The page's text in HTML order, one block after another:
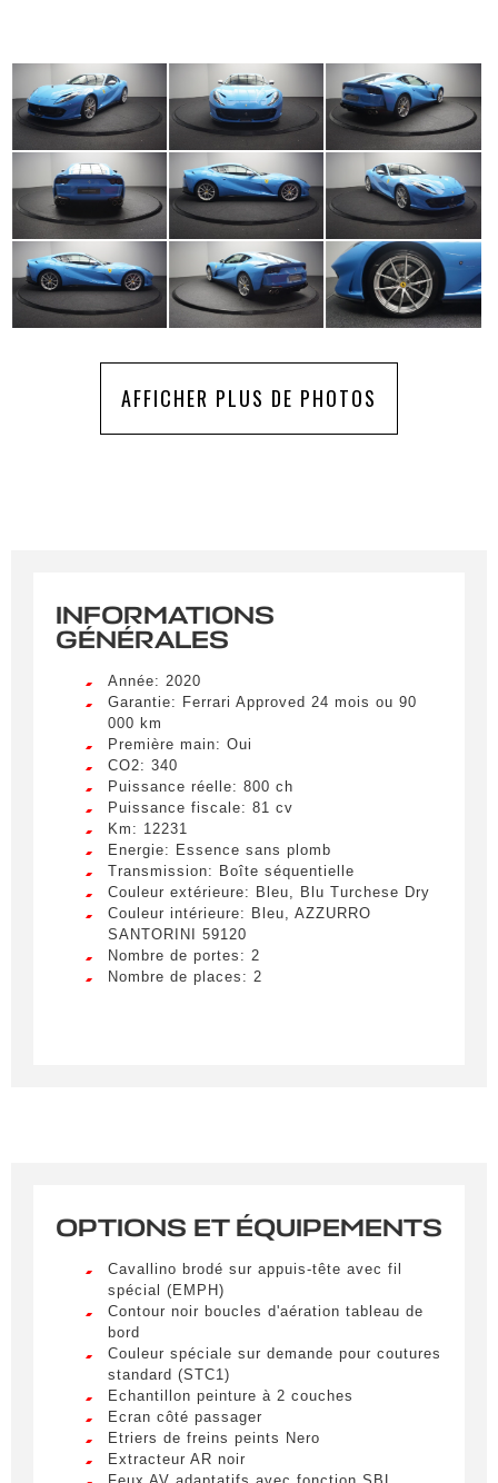
Créer une alerte
Remplissez le formulaire ci-dessous pour recevoir
une notification par e-mail dès qu’un véhicule
correspondant à vos critères sera disponible.
Civilité *
M.
LIVRAISON PARTOUT EN
FRANCE
AFFICHER PLUS DE PHOTOS
INFORMATIONS
GÉNÉRALES
Année: 2020
Garantie: Ferrari Approved 24 mois ou 90
000 km
Première main: Oui
CO2: 340
Puissance réelle: 800 ch
Puissance fiscale: 81 cv
Km: 12231
Energie: Essence sans plomb
Transmission: Boîte séquentielle
Couleur extérieure: Bleu, Blu Turchese Dry
Couleur intérieure: Bleu, AZZURRO
SANTORINI 59120
Nombre de portes: 2
Nombre de places: 2
OPTIONS ET ÉQUIPEMENTS
Cavallino brodé sur appuis-tête avec fil
spécial (EMPH)
Contour noir boucles d'aération tableau de
bord
Couleur spéciale sur demande pour coutures
standard (STC1)
Echantillon peinture à 2 couches
Ecran côté passager
Etriers de freins peints Nero
Extracteur AR noir